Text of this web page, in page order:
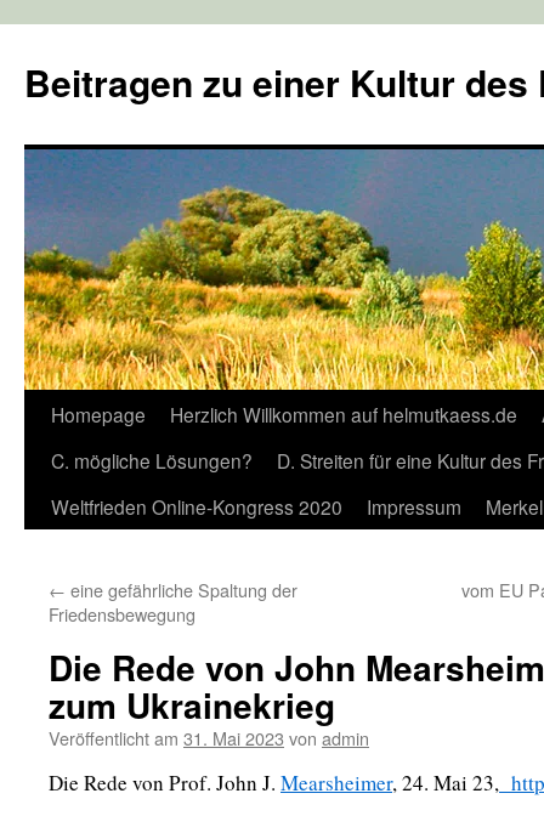
springen
Beitragen zu einer Kultur des
Homepage Herzlich Willkommen auf helmutkaess.de
C. mögliche Lösungen?
D. Streiten für eine Kultur des
Weltfrieden Online-Kongress 2020
Impressum
← eine gefährliche Spaltung der
Friedensbewegung
vom EU
Die Rede von John
zum Ukrainekrieg
Veröffentlicht am 31. Mai 2023 von admin
Die Rede von Prof. John J. Mearsheimer, 24. Mai 23,